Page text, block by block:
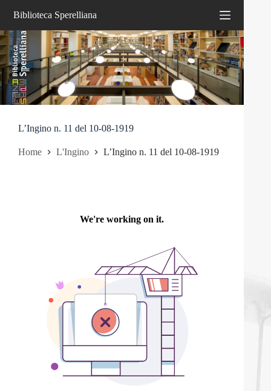
Biblioteca Sperelliana
L’Ingino n. 11 del 10-08-1919
Home L'Ingino L’Ingino n. 11 del 10-08-1919